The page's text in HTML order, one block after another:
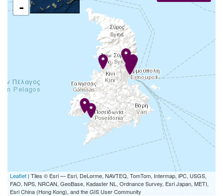
-
Leaflet | Tiles © Esri — Esri, DeLorme, NAVTEQ, TomTom, Intermap, iPC, USGS,
FAO, NPS, NRCAN, GeoBase, Kadaster NL, Ordnance Survey, Esri Japan, METI,
Esri China (Hong Kong), and the GIS User Community